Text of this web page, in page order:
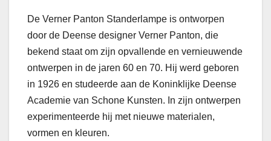
De Verner Panton Standerlampe is ontworpen
door de Deense designer Verner Panton, die
bekend staat om zijn opvallende en vernieuwende
ontwerpen in de jaren 60 en 70. Hij werd geboren
in 1926 en studeerde aan de Koninklijke Deense
Academie van Schone Kunsten. In zijn ontwerpen
experimenteerde hij met nieuwe materialen,
vormen en kleuren.